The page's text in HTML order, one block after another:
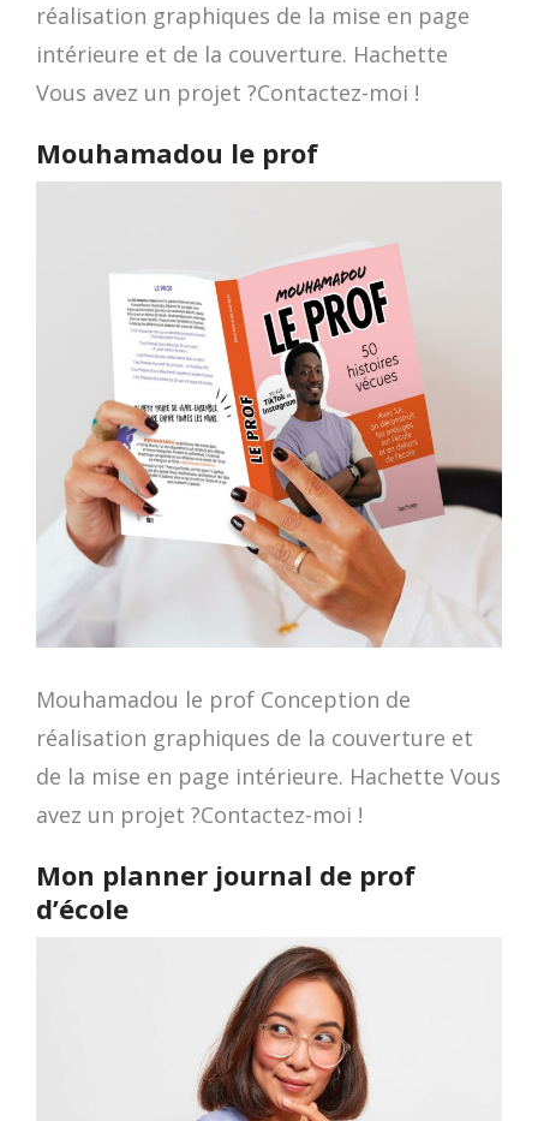
réalisation graphiques de la mise en page
intérieure et de la couverture. Hachette
Vous avez un projet ?Contactez-moi !
Mouhamadou le prof
Mouhamadou le prof Conception de
réalisation graphiques de la couverture et
de la mise en page intérieure. Hachette Vous
avez un projet ?Contactez-moi !
Mon planner journal de prof
d’école